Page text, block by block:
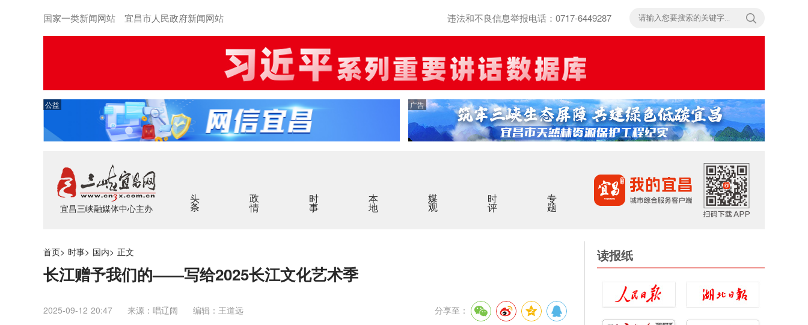
国家一类新闻网站 宜昌市人民政府新闻网站 违法和不良信息举报电话：0717-6449287
公益 广告
宜昌三峡融媒体中心主办
头条 政情 时事 本地 媒观 时评 专题
首页> 时事> 国内> 正文
长江赠予我们的——写给2025长江文化艺术季
2025-09-12 20:47 来源：唱辽阔 编辑：王道远 分享至：
读报纸